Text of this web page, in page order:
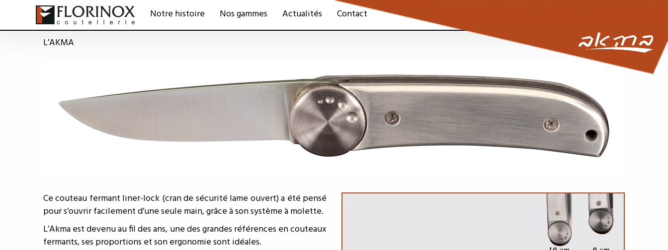
Notre histoire Nos gammes Actualités
Contact
L’AKMA
Ce couteau fermant liner-lock (cran de sécurité lame ouvert) a été pensé
pour s’ouvrir facilement d’une seule main, grâce à son système à molette.
L’Akma est devenu au fil des ans, une des grandes références en couteaux
fermants, ses proportions et son ergonomie sont idéales.